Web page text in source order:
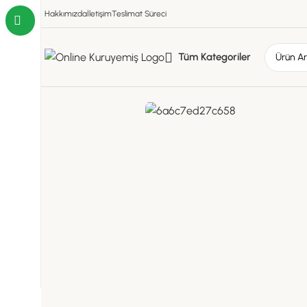
HakkımızdaİletişimTeslimat Süreci
Tüm Kategoriler